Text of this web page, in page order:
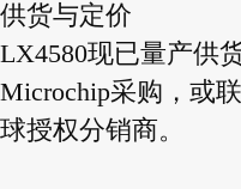
供货与定价
LX4580现已量产供
Microchip采购，或
球授权分销商。